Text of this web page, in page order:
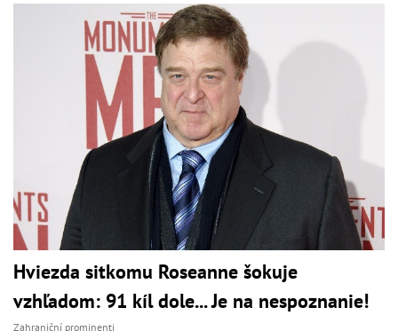
Hviezda sitkomu Roseanne šokuje
vzhľadom: 91 kíl dole... Je na nespoznanie!
Zahraniční prominenti